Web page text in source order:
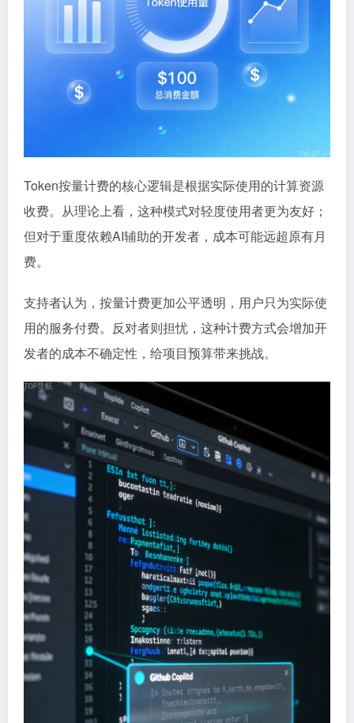
Token按量计费的核心逻辑是根据实际使用的计算资源
收费。从理论上看，这种模式对轻度使用者更为友好；
但对于重度依赖AI辅助的开发者，成本可能远超原有月
费。
支持者认为，按量计费更加公平透明，用户只为实际使
用的服务付费。反对者则担忧，这种计费方式会增加开
发者的成本不确定性，给项目预算带来挑战。